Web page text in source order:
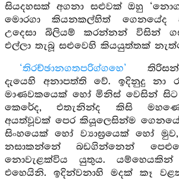
සියදහසක් අගනා සළුවක් ඔහු
මොරගා කියනකල්හිත් ගෙනයේද
උදෙසා බිලියම් කරන්නන් විසින්
එල්ලා තැබූ සළුවෙහි කියයුත්තක්
‘තිරච්ඡානගතපරිග්ගහෙ’
දැයෙහි අනාපත්ති වේ. ඉදිනුදු
මාණවකයෙක් හෝ මිනිස් වෙසින් සිට
කෙරේද, එතැනින්ද කිසි
අයත්වූවක් පෙර කියූලෙසින්ම
සිංහයෙක් හෝ ව්‍යාඝ්‍රයෙක් හෝ
නසාකන්නේ බඩගින්නෙන්
නොවැළක්විය යුතුය. යම්හෙයකින්
එහෙයිනි. ඉදින්වනාහි මදක් කෑ